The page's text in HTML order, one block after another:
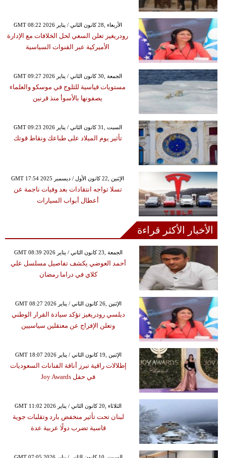
GMT 08:22 2026 الأربعاء ,28 كانون الثاني / يناير
رودريغيز تعلن السعي لحل الخلافات مع الإدارة
الأميركية عبر القنوات السياسية
GMT 09:27 2026 الجمعة ,30 كانون الثاني / يناير
مستويات قياسية للثلوج في موسكو والعلماء
يصفونها بالأسوأ منذ قرنين
GMT 09:23 2026 السبت ,31 كانون الثاني / يناير
تأثير يوم الميلاد على طباعك ونقاط قوتك
GMT 17:54 2025 الإثنين ,22 كانون الأول / ديسمبر
تسلا تواجه انتقادات بعد وفيات ناجمة عن
أعطال أبواب السيارات
الأخبار الأكثر قراءة
GMT 08:39 2026 الجمعة ,23 كانون الثاني / يناير
أحمد العوضي يكشف تفاصيل مسلسل علي
كلاي في دراما رمضان
GMT 08:27 2026 الإثنين ,26 كانون الثاني / يناير
ديلسي رودريغيز تؤكد سيادة القرار الوطني
وتعلن الإفراج عن معتقلين سياسيين
GMT 18:07 2026 الإثنين ,19 كانون الثاني / يناير
إطلالات راقية تبرز أناقة الفنانات السعوديات
في حفل Joy Awards
GMT 11:02 2026 الثلاثاء ,20 كانون الثاني / يناير
لبنان تحت تأثير منخفض بارد وتقلبات جوية
قاسية تضرب دولًا عربية عدة